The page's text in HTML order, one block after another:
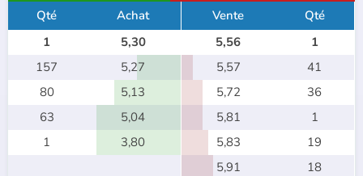
Qté
Achat
1
5,30
157
5,27
80
5,13
63
5,04
1
3,80
Vente
Qté
5,56
1
5,57
41
5,72
36
5,81
1
5,83
19
5,91
18